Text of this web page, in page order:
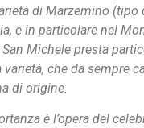
di Marzemino (tipo
e in particolare nel
San Michele presta
che da sempre
di origine.
è l’opera del